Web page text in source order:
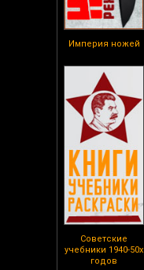
Империя ножей
Советские
учебники 1940-50х
годов